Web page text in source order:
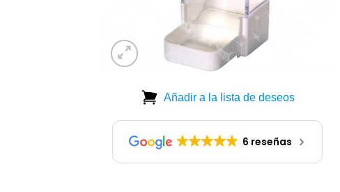
Añadir a la lista de deseos
6 reseñas